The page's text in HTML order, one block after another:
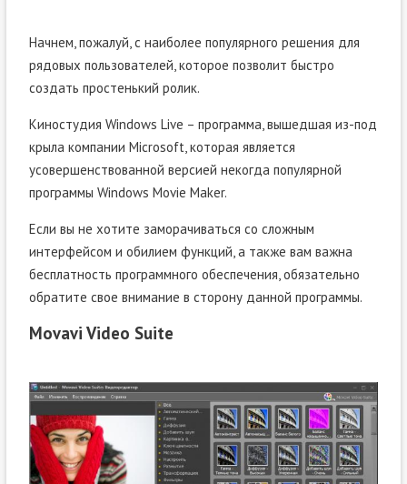
Начнем, пожалуй, с наиболее популярного решения для
рядовых пользователей, которое позволит быстро
создать простенький ролик.
Киностудия Windows Live – программа, вышедшая из-под
крыла компании Microsoft, которая является
усовершенствованной версией некогда популярной
программы Windows Movie Maker.
Если вы не хотите заморачиваться со сложным
интерфейсом и обилием функций, а также вам важна
бесплатность программного обеспечения, обязательно
обратите свое внимание в сторону данной программы.
Movavi Video Suite